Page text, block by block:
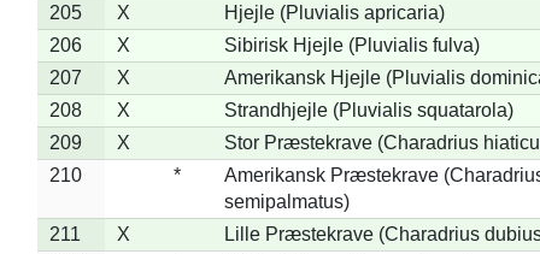
205
X
Hjejle (Pluvialis apricaria)
206
X
Sibirisk Hjejle (Pluvialis fulva)
207
X
Amerikansk Hjejle (Pluvialis
208
X
Strandhjejle (Pluvialis squatarola)
209
X
Stor Præstekrave (Charadrius
210
*
Amerikansk Præstekrave
semipalmatus)
211
X
Lille Præstekrave (Charadrius